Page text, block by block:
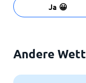
Ja 😀
Andere